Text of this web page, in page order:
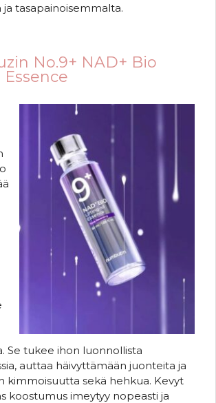
tasapainoisemmalta.
No.9+ NAD+ Bio
Se tukee ihon luonnollista
auttaa häivyttämään juonteita ja
kimmoisuutta sekä hehkua. Kevyt
koostumus imeytyy nopeasti ja